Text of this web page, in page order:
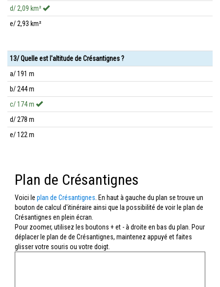
d/ 2,09 km²
e/ 2,93 km²
13/ Quelle est l'altitude de Crésantignes ?
a/ 191 m
b/ 244 m
c/ 174 m
d/ 278 m
e/ 122 m
Plan de Crésantignes
Voici le plan de Crésantignes . En haut à gauche du plan se trouve un
bouton de calcul d'itinéraire ainsi que la possibilité de voir le plan de
Crésantignes en plein écran.
Pour zoomer, utilisez les boutons + et - à droite en bas du plan. Pour
déplacer le plan de de Crésantignes, maintenez appuyé et faites
glisser votre souris ou votre doigt.